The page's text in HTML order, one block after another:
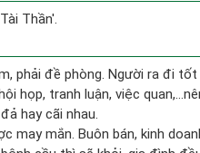
Thần'.
phải đề phòng. Người ra đi
họp, tranh luận, việc
hay cãi nhau.
may mắn. Buôn bán, kinh